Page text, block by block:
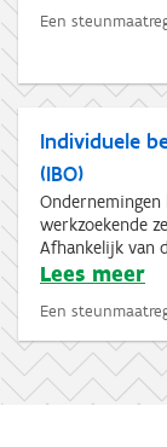
Een
Individuele
(IBO)
Ondernemingen
werkzoekende
Afhankelijk van
Lees meer
Een